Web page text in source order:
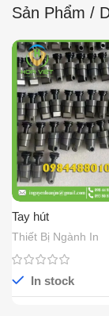
Sản Phẩm /
Tay hút
Thiết Bị Ngành In
In stock